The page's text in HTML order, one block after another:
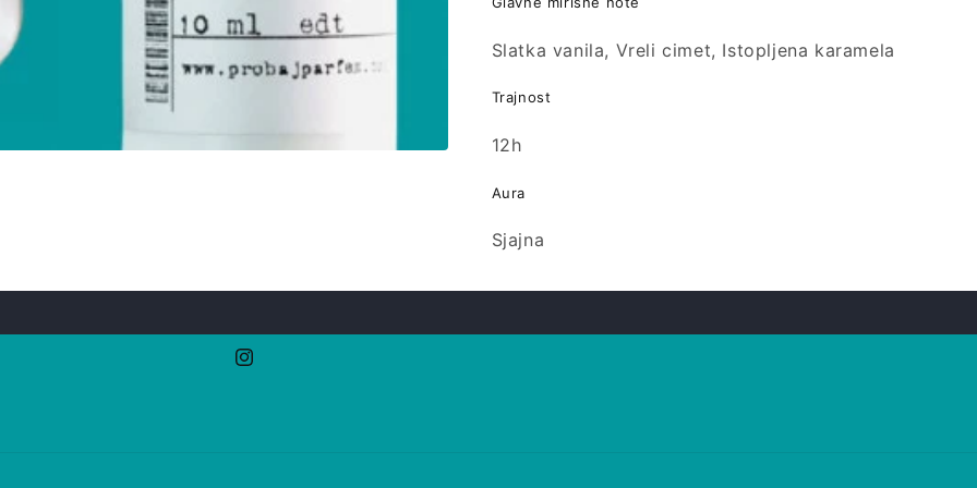
Slatka vanila, Vreli cimet, Istopljena karamela
Trajnost
12h
Aura
Sjajna
Instagram